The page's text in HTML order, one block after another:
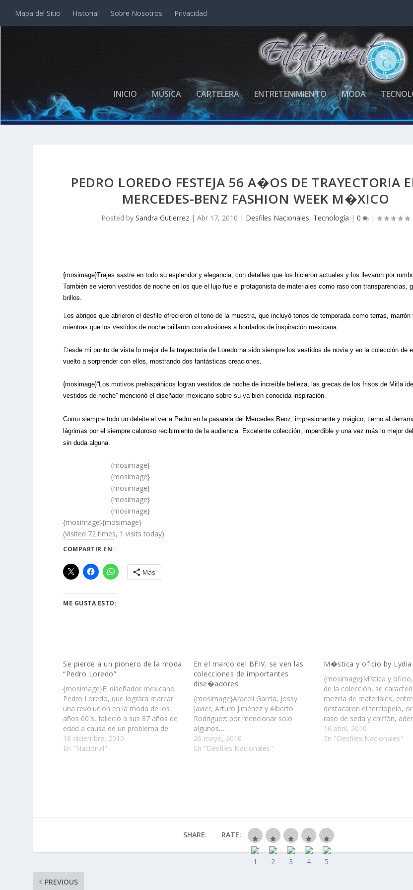
Mapa del Sitio Historial Sobre Nosotros Privacidad
INICIO MÚSICA CARTELERA ENTRETENIMIENTO MODA
PEDRO LOREDO FESTEJA 56 A�OS DE TRAYECTORIA
MERCEDES-BENZ FASHION WEEK M�XICO
Posted bySandra Gutierrez |Abr 17, 2010 | Desfiles Nacionales, Tecnología |0 |
{mosimage}Trajes sastre en todo su esplendor y elegancia, con detalles que los hicieron actuales y los llevaron por
También se vieron vestidos de noche en los que el lujo fue el protagonista de materiales como raso con transparencias,
brillos.
Los abrigos que abrieron el desfile ofrecieron el tono de la muestra, que incluyó tonos de temporada como terras, marrón
mientras que los vestidos de noche brillaron con alusiones a bordados de inspiración mexicana.
Desde mi punto de vista lo mejor de la trayectoria de Loredo ha sido siempre los vestidos de novia y en la colección de
vuelto a sorprender con ellos, mostrando dos fantásticas creaciones.
{mosimage}“Los motivos prehispánicos logran vestidos de noche de increíble belleza, las grecas de los frisos de Mitla
vestidos de noche” mencionó el diseñador mexicano sobre su ya bien conocida inspiración.
Como siempre todo un deleite el ver a Pedro en la pasarela del Mercedes Benz, impresionante y mágico, tierno al
lágrimas por el siempre caluroso recibimiento de la audiencia. Excelente colección, imperdible y una vez más lo mejor
sin duda alguna.
{mosimage}
{mosimage}
{mosimage}
{mosimage}
{mosimage}
{mosimage}{mosimage}
(Visited 72 times, 1 visits today)
COMPARTIR EN:
Más
ME GUSTA ESTO:
Se pierde a un pionero de la moda
“Pedro Loredo”
{mosimage}El diseñador mexicano
Pedro Loredo, que lograra marcar
una revolución en la moda de los
años 60´s, falleció a sus 87 años de
edad a causa de un problema de
corazón……
18 diciembre, 2010
En "Nacional"
En el marco del BFIV, se ven las
colecciones de importantes
dise�adores
{mosimage}Araceli García, Jossy
Javier, Arturo Jiménez y Alberto
Rodríguez; por mencionar solo
algunos……
26 mayo, 2010
En "Desfiles Nacionales"
M�stica y oficio by Lydia
{mosimage}Mística y
de la colección, se
mezcla de materiales,
destacaron el terciopelo,
raso de seda y chiffón,
aplicaciones y bordados a
16 abril, 2010
En "Desfiles Nacionales"
SHARE: RATE:
PREVIOUS